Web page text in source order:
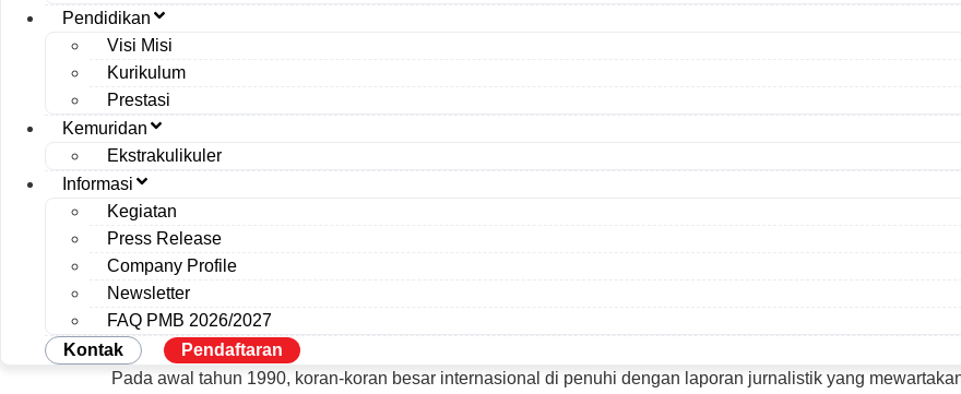
Pendidikan
Visi Misi
Kurikulum
Prestasi
Kemuridan
Ekstrakulikuler
Informasi
Kegiatan
Press Release
Company Profile
Newsletter
FAQ PMB 2026/2027
Kontak
Pendaftaran
Pada awal tahun 1990, koran-koran besar internasional di penuhi dengan laporan jurnalistik yang